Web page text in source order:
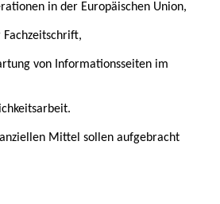
in der Europäischen Union,
von Informationsseiten im
Mittel sollen aufgebracht